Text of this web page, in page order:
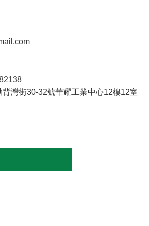
灣街30-32號華耀工業中心12樓12室